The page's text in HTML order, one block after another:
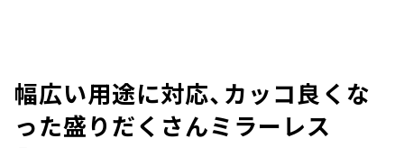
幅広い用途に対応、カッコ良くな
った盛りだくさんミラーレス